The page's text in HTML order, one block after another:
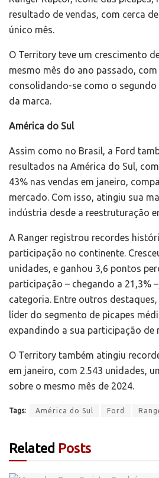
resultado de vendas, com cerca
único mês.
O Territory teve um crescimento
mesmo mês do ano passado,
consolidando-se como o
da marca.
América do Sul
Assim como no Brasil, a Ford
resultados na América do Sul,
43% nas vendas em janeiro,
mercado. Com isso, atingiu sua
indústria desde a reestruturação
A Ranger registrou recordes
participação no continente.
unidades, e ganhou 3,6 pontos
participação – chegando a 21,3%
categoria. Entre outros
líder do segmento de picapes
expandindo a sua participação de
O Territory também atingiu
em janeiro, com 2.543 unidades,
sobre o mesmo mês de 2024.
Tags: América do Sul Ford
Related Posts